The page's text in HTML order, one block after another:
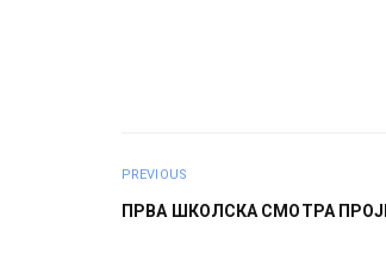
PREVIOUS
ПРВА ШКОЛСКА СМОТРА